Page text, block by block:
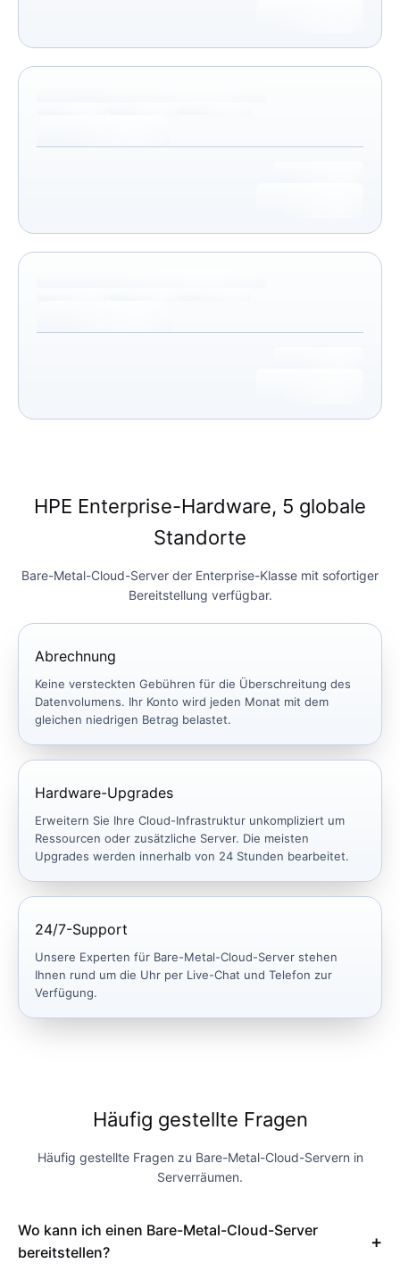
HPE Enterprise-Hardware, 5 globale
Standorte
Bare-Metal-Cloud-Server der Enterprise-Klasse mit sofortiger
Bereitstellung verfügbar.
Abrechnung
Keine versteckten Gebühren für die Überschreitung des
Datenvolumens. Ihr Konto wird jeden Monat mit dem
gleichen niedrigen Betrag belastet.
Hardware-Upgrades
Erweitern Sie Ihre Cloud-Infrastruktur unkompliziert um
Ressourcen oder zusätzliche Server. Die meisten
Upgrades werden innerhalb von 24 Stunden bearbeitet.
24/7-Support
Unsere Experten für Bare-Metal-Cloud-Server stehen
Ihnen rund um die Uhr per Live-Chat und Telefon zur
Verfügung.
Häufig gestellte Fragen
Häufig gestellte Fragen zu Bare-Metal-Cloud-Servern in
Serverräumen.
Wo kann ich einen Bare-Metal-Cloud-Server
bereitstellen?